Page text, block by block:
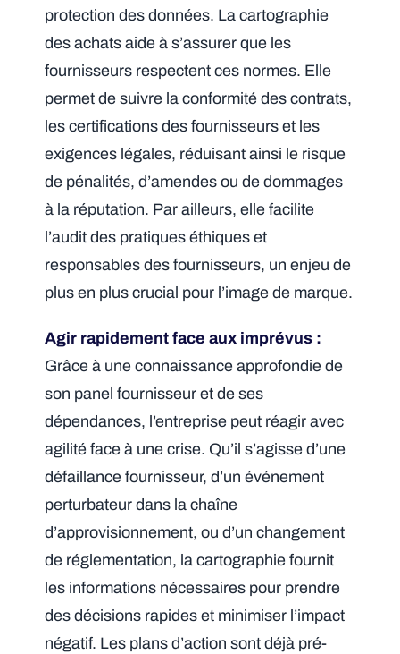
protection des données. La cartographie
des achats aide à s’assurer que les
fournisseurs respectent ces normes. Elle
permet de suivre la conformité des contrats,
les certifications des fournisseurs et les
exigences légales, réduisant ainsi le risque
de pénalités, d’amendes ou de dommages
à la réputation. Par ailleurs, elle facilite
l’audit des pratiques éthiques et
responsables des fournisseurs, un enjeu de
plus en plus crucial pour l’image de marque.
Agir rapidement face aux imprévus :
Grâce à une connaissance approfondie de
son panel fournisseur et de ses
dépendances, l’entreprise peut réagir avec
agilité face à une crise. Qu’il s’agisse d’une
défaillance fournisseur, d’un événement
perturbateur dans la chaîne
d’approvisionnement, ou d’un changement
de réglementation, la cartographie fournit
les informations nécessaires pour prendre
des décisions rapides et minimiser l’impact
négatif. Les plans d’action sont déjà pré-